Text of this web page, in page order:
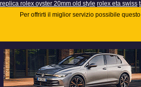
replica rolex oyster 20mm old style rolex eta swiss
Per offrirti il miglior servizio possibile